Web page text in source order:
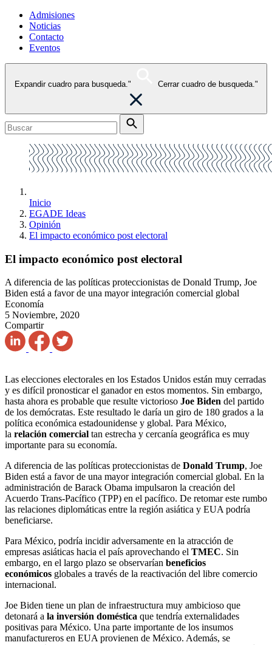
Admisiones
Noticias
Contacto
Eventos
Expandir cuadro para busqueda." Cerrar cuadro de busqueda."
Inicio
EGADE Ideas
Opinión
El impacto económico post electoral
El impacto económico post electoral
A diferencia de las políticas proteccionistas de Donald Trump, Joe
Biden está a favor de una mayor integración comercial global
Economía
5 Noviembre, 2020
Compartir
Las elecciones electorales en los Estados Unidos están muy cerradas
y es difícil pronosticar el ganador en estos momentos. Sin embargo,
hasta ahora es probable que resulte victorioso Joe Biden del partido
de los demócratas. Este resultado le daría un giro de 180 grados a la
política económica estadounidense y global. Para México,
la relación comercial tan estrecha y cercanía geográfica es muy
importante para su economía.
A diferencia de las políticas proteccionistas de Donald Trump, Joe
Biden está a favor de una mayor integración comercial global. En la
administración de Barack Obama impulsaron la creación del
Acuerdo Trans-Pacífico (TPP) en el pacífico. De retomar este rumbo
las relaciones diplomáticas entre la región asiática y EUA podría
beneficiarse.
Para México, podría incidir adversamente en la atracción de
empresas asiáticas hacia el país aprovechando el TMEC. Sin
embargo, en el largo plazo se observarían beneficios
económicos globales a través de la reactivación del libre comercio
internacional.
Joe Biden tiene un plan de infraestructura muy ambicioso que
detonará a la inversión doméstica que tendría externalidades
positivas para México. Una parte importante de los insumos
manufactureros en EUA provienen de México. Además, se